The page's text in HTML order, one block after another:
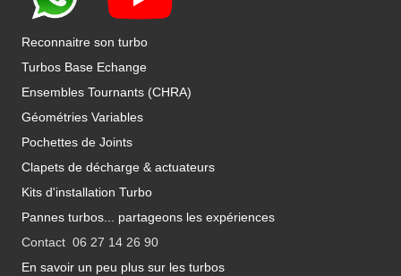
Reconnaitre son turbo
Turbos Base Echange
Ensembles Tournants (CHRA)
Géométries Variables
Pochettes de Joints
Clapets de décharge & actuateurs
Kits d'installation Turbo
Pannes turbos... partageons les expériences
Contact 06 27 14 26 90
En savoir un peu plus sur les turbos